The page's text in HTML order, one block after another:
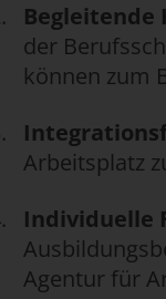
Begleitende
der
können zum
Arbeitsplatz
Individuelle
Agentur für